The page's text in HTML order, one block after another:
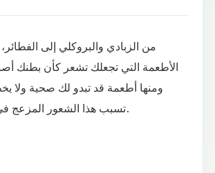
من الزبادي والبروكلي إلى
الأطعمة التي تجعلك تشعر كأن بطنك
ومنها أطعمة قد تبدو لك صحية ولا
تسبب هذا الشعور المزعج في ظروف معينة.